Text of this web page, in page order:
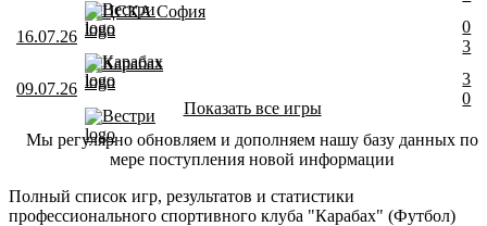
ЦСКА София
16.07.26
Вестри
Карабах
0
3
09.07.26
Карабах
Вестри
3
0
Показать все игры
Мы регулярно обновляем и дополняем нашу базу данных по
мере поступления новой информации
Полный список игр, результатов и статистики
профессионального спортивного клуба "Карабах" (Футбол)